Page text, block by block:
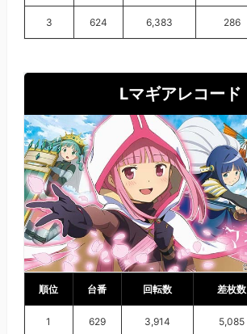
3 624 6,383 286
Lマギアレコード
順位 台番 回転数 差枚数
1 629 3,914 5,085